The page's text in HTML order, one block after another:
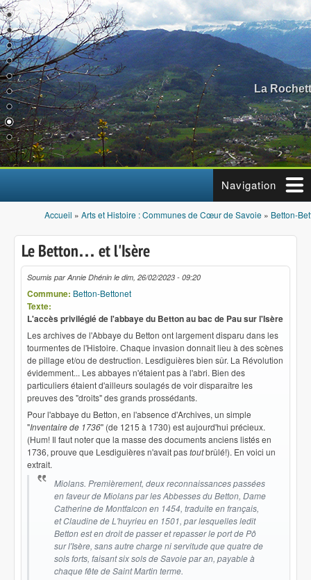
Aller au contenu principal
La
Navigation
Vous êtes ici
Accueil » Arts et Histoire : Communes de Cœur de Savoie » Betton-
Le Betton… et l'Isère
Soumis parAnnie Dhénin le dim, 26/02/2023 - 09:20
Commune: Betton-Bettonet
Texte:
L'accès privilégié de l'abbaye du Betton au bac de Pau sur l'Isère
Les archives de l'Abbaye du Betton ont largement disparu dans les
tourmentes de l'Histoire. Chaque invasion donnait lieu à des scènes
de pillage et/ou de destruction. Lesdiguières bien sûr. La Révolution
évidemment... Les abbayes n'étaient pas à l'abri. Bien des
particuliers étaient d'ailleurs soulagés de voir disparaître les
preuves des "droits" des grands prossédants.
Pour l'abbaye du Betton, en l'absence d'Archives, un simple
"Inventaire de 1736" (de 1215 à 1730) est aujourd'hui précieux.
(Hum! Il faut noter que la masse des documents anciens listés en
1736, prouve que Lesdiguières n'avait pastoutbrûlé!). En voici un
extrait.
Miolans. Premièrement, deux reconnaissances passées
en faveur de Miolans par les Abbesses du Betton, Dame
Catherine de Montfalcon en 1454, traduite en français,
et Claudine de L'huyrieu en 1501, par lesquelles ledit
Betton est en droit de passer et repasser le port de Pô
sur l'Isère, sans autre charge ni servitude que quatre de
sols forts, faisant six sols de Savoie par an, payable à
chaque fête de Saint Martin terme.